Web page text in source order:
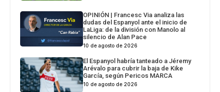
OPINIÓN | Francesc Via analiza las
dudas del Espanyol ante el inicio de
LaLiga: de la división con Manolo al
silencio de Alan Pace
10 de agosto de 2026
El Espanyol habría tanteado a Jéremy
Arévalo para cubrir la baja de Kike
García, según Pericos MARCA
10 de agosto de 2026